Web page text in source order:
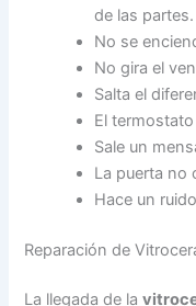
de las partes.
No se
No gira el
Salta el
El
Sale un
La puerta no
Hace un
Reparación de
La llegada de la